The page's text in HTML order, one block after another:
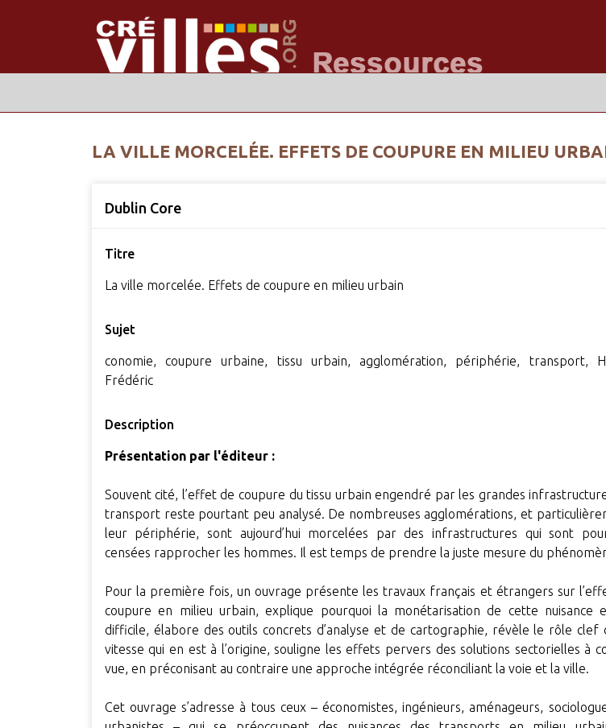
LA VILLE MORCELÉE. EFFETS DE COUPURE EN MILIEU
Dublin Core
Titre
La ville morcelée. Effets de coupure en milieu urbain
Sujet
conomie, coupure urbaine, tissu urbain, agglomération, périphérie, transport,
Frédéric
Description
Présentation par l'éditeur :
Souvent cité, l’effet de coupure du tissu urbain engendré par les grandes
transport reste pourtant peu analysé. De nombreuses agglomérations, et
leur périphérie, sont aujourd’hui morcelées par des infrastructures qui sont
censées rapprocher les hommes. Il est temps de prendre la juste mesure du
Pour la première fois, un ouvrage présente les travaux français et étrangers sur
coupure en milieu urbain, explique pourquoi la monétarisation de cette nuisance
difficile, élabore des outils concrets d’analyse et de cartographie, révèle le rôle clef
vitesse qui en est à l’origine, souligne les effets pervers des solutions sectorielles à
vue, en préconisant au contraire une approche intégrée réconciliant la voie et la ville.
Cet ouvrage s’adresse à tous ceux – économistes, ingénieurs, aménageurs,